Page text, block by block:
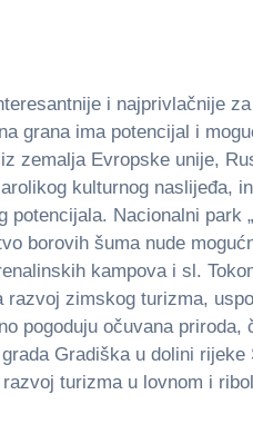
i najprivlačnije
grana ima potencijal i
zemalјa Evropske unije,
kulturnog naslijeđa,
Nacionalni
borovih šuma nude
kampova i sl.
zimskog turizma,
pogoduju očuvana
Gradiška u dolini
turizma u lovnom i